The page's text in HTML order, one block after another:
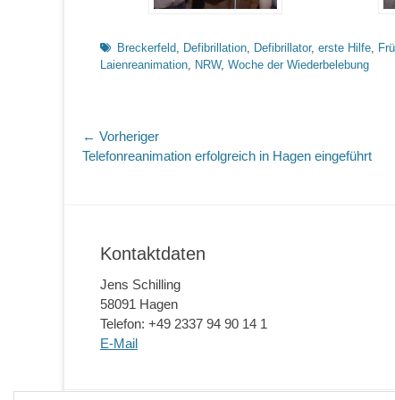
Schlagworte
Breckerfeld, Defibrillation, Defibrillator, erste Hilfe,
Laienreanimation, NRW, Woche der Wiederbelebung
Beitragsnavigation
← Vorheriger
Vorheriger
Telefonreanimation erfolgreich in Hagen eingeführt
Kontaktdaten
Jens Schilling
58091 Hagen
Telefon: +49 2337 94 90 14 1
E-Mail